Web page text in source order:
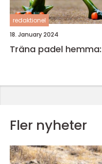
redaktionel
18. January 2024
Träna padel
Fler nyheter